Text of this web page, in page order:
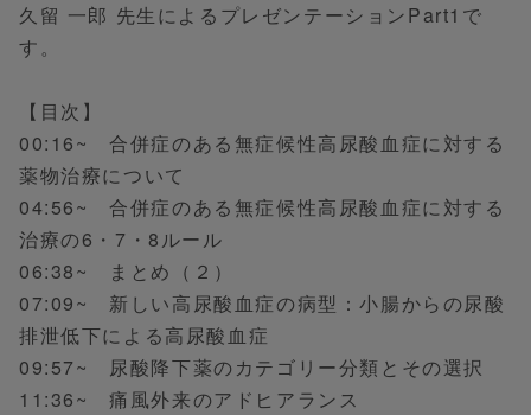
久留 一郎 先生によるプレゼンテーションPart1で
す。
【目次】
00:16~ 合併症のある無症候性高尿酸血症に対する
薬物治療について
04:56~ 合併症のある無症候性高尿酸血症に対する
治療の6・7・8ルール
06:38~ まとめ（２）
07:09~ 新しい高尿酸血症の病型：小腸からの尿酸
排泄低下による高尿酸血症
09:57~ 尿酸降下薬のカテゴリー分類とその選択
11:36~ 痛風外来のアドヒアランス